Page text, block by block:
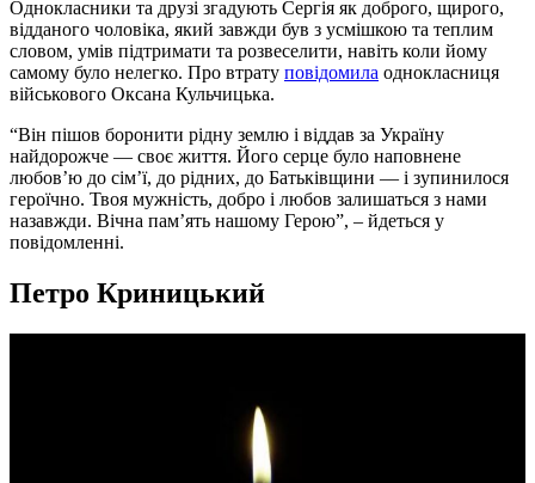
Однокласники та друзі згадують Сергія як доброго, щирого,
відданого чоловіка, який завжди був з усмішкою та теплим
словом, умів підтримати та розвеселити, навіть коли йому
самому було нелегко. Про втрату повідомила однокласниця
військового Оксана Кульчицька.
“Він пішов боронити рідну землю і віддав за Україну
найдорожче — своє життя. Його серце було наповнене
любов’ю до сім’ї, до рідних, до Батьківщини — і зупинилося
героїчно. Твоя мужність, добро і любов залишаться з нами
назавжди. Вічна пам’ять нашому Герою”, – йдеться у
повідомленні.
Петро Криницький